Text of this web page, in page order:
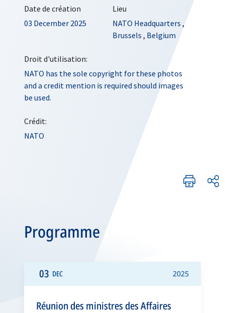
Date de création
03 December 2025
Lieu
NATO Headquarters ,
Brussels , Belgium
Droit d'utilisation:
NATO has the sole copyright for these photos
and a credit mention is required should images
be used.
Crédit:
NATO
Programme
03 DEC 2025
Réunion des ministres des Affaires